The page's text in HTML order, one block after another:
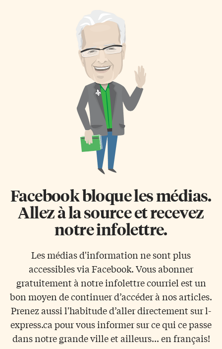
Facebook bloque les médias.
Allez à la source et recevez
notre infolettre.
Les médias d'information ne sont plus
accessibles via Facebook. Vous abonner
gratuitement à notre infolettre courriel est un
bon moyen de continuer d’accéder à nos articles.
Prenez aussi l'habitude d’aller directement sur l-
express.ca pour vous informer sur ce qui ce passe
dans notre grande ville et ailleurs... en français!